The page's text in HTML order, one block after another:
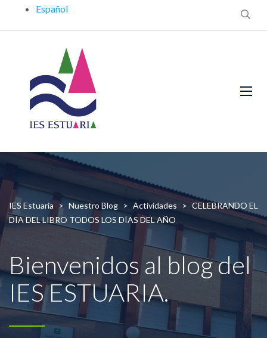
Español
IES Estuaria > Nuestro Blog > Actividades > CELEBRANDO EL
DÍA DEL LIBRO TODOS LOS DÍAS DEL AÑO
Bienvenidos al blog del
IES ESTUARIA.